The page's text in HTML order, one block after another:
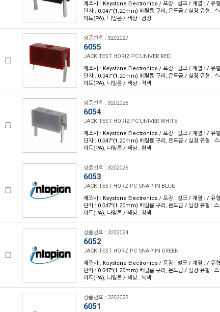
제조사 : Keystone Electronics / 포장 : 벌크 / 계열 : / 유
단자 : 0.047"(1.20mm) 베릴륨 구리, 은도금 / 실장 유형 :
이드(PA), 나일론 / 색상 : 검정
상품번호 : 3202027
6055
JACK TEST HORIZ PC UNIVER RED
제조사 : Keystone Electronics / 포장 : 벌크 / 계열 : / 유
단자 : 0.047"(1.20mm) 베릴륨 구리, 은도금 / 실장 유형 :
이드(PA), 나일론 / 색상 : 적색
상품번호 : 3202026
6054
JACK TEST HORIZ PC UNIVER WHITE
제조사 : Keystone Electronics / 포장 : 벌크 / 계열 : / 유
단자 : 0.047"(1.20mm) 베릴륨 구리, 은도금 / 실장 유형 :
이드(PA), 나일론 / 색상 : 흰색
상품번호 : 3202025
6053
JACK TEST HORZ PC SNAP-IN BLUE
제조사 : Keystone Electronics / 포장 : 벌크 / 계열 : / 유
단자 : 0.047"(1.20mm) 베릴륨 구리, 은도금 / 실장 유형 :
이드(PA), 나일론 / 색상 : 청색
상품번호 : 3202024
6052
JACK TEST HORZ PC SNAP-IN GREEN
제조사 : Keystone Electronics / 포장 : 벌크 / 계열 : / 유
단자 : 0.047"(1.20mm) 베릴륨 구리, 은도금 / 실장 유형 :
이드(PA), 나일론 / 색상 : 녹색
상품번호 : 3202023
6051